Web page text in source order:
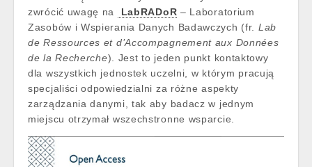
zwrócić uwagę na
LabRADoR – Laboratorium
Zasobów i Wspierania Danych Badawczych (fr. Lab
de Ressources et d’Accompagnement aux Données
de la Recherche). Jest to jeden punkt kontaktowy
dla wszystkich jednostek uczelni, w którym pracują
specjaliści odpowiedzialni za różne aspekty
zarządzania danymi, tak aby badacz w jednym
miejscu otrzymał wszechstronne wsparcie.